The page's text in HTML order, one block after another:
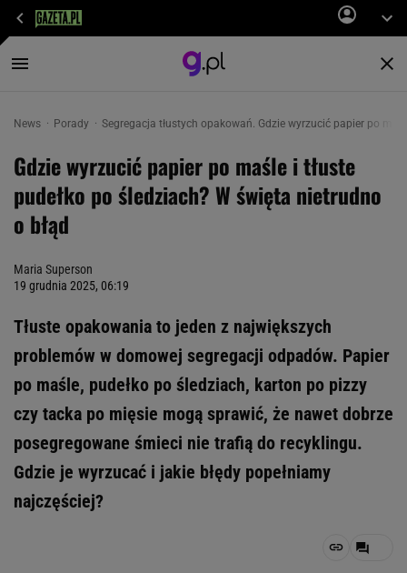
News Porady Segregacja tłustych opakowań. Gdzie wyrzucić papier po
Gdzie wyrzucić papier po maśle i tłuste
pudełko po śledziach? W święta nietrudno
o błąd
Maria Superson
19 grudnia 2025, 06:19
Tłuste opakowania to jeden z największych
problemów w domowej segregacji odpadów. Papier
po maśle, pudełko po śledziach, karton po pizzy
czy tacka po mięsie mogą sprawić, że nawet dobrze
posegregowane śmieci nie trafią do recyklingu.
Gdzie je wyrzucać i jakie błędy popełniamy
najczęściej?